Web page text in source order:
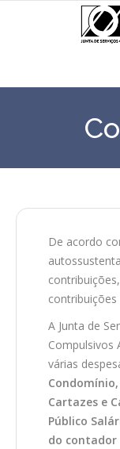
LITERATURA
PERGUNTAS E
CONTATO
CONTRIBUIÇÕES
De acordo
contribuições
A Junta de
Compulsivos
várias
Cartazes e
Público
do contador